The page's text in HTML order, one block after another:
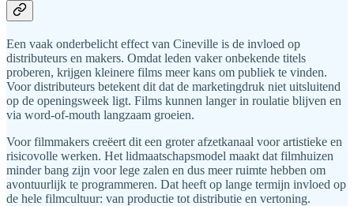
Een vaak onderbelicht effect van Cineville is de invloed op
distributeurs en makers. Omdat leden vaker onbekende titels
proberen, krijgen kleinere films meer kans om publiek te vinden.
Voor distributeurs betekent dit dat de marketingdruk niet uitsluitend
op de openingsweek ligt. Films kunnen langer in roulatie blijven en
via word-of-mouth langzaam groeien.
Voor filmmakers creëert dit een groter afzetkanaal voor artistieke en
risicovolle werken. Het lidmaatschapsmodel maakt dat filmhuizen
minder bang zijn voor lege zalen en dus meer ruimte hebben om
avontuurlijk te programmeren. Dat heeft op lange termijn invloed op
de hele filmcultuur: van productie tot distributie en vertoning.